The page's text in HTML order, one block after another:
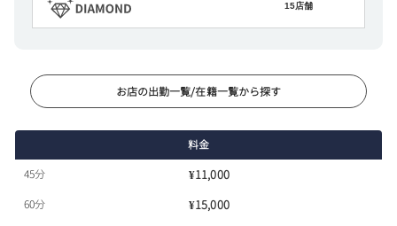
15店舗
お店の出勤一覧/在籍一覧から探す
料金
45分
¥11,000
60分 ¥15,000